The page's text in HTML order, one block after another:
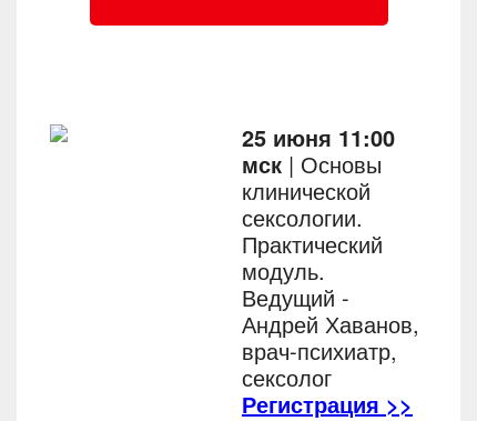
25 июня 11:00
мск | Основы
клинической
сексологии.
Практический
модуль.
Ведущий -
Андрей Хаванов,
врач-психиатр,
сексолог
Регистрация >>